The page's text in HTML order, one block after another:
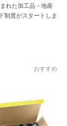
れた加工品・地産
制度がスタートしま
おすすめ